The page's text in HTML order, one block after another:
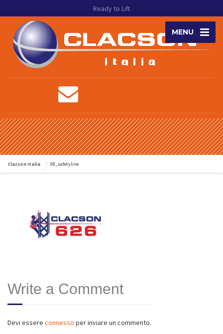
Ready to Lift
MENU
Clacson Italia 08_safetyline
Write a Comment
Devi essere connesso per inviare un commento.